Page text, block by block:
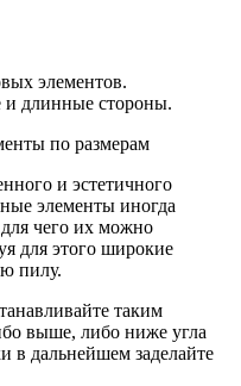
элементов.
и длинные стороны.
по размерам
и эстетичного
элементы иногда
чего их можно
для этого широкие
пилу.
таким
выше, либо ниже угла
в дальнейшем заделайте